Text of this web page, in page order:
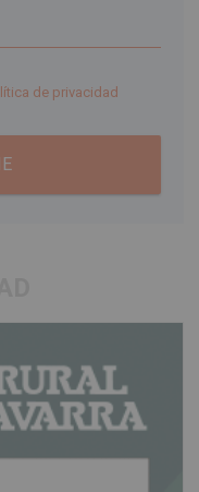
de privacidad